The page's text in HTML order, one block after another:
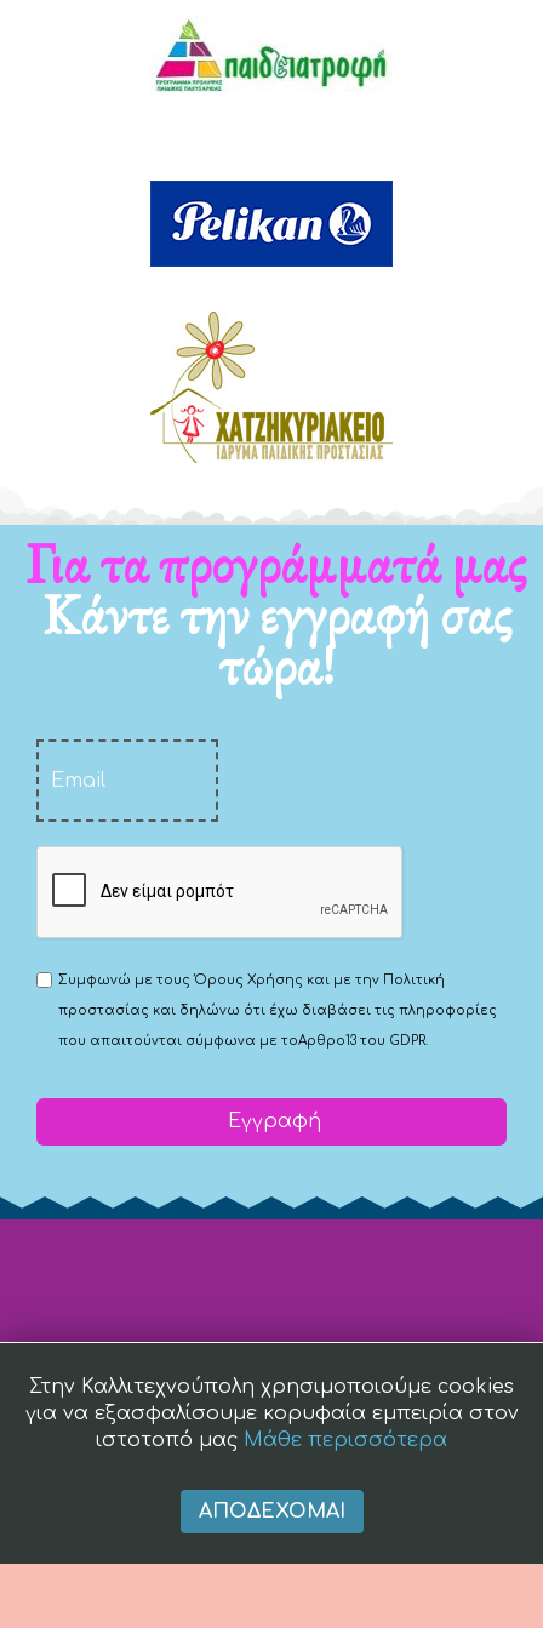
Για τα προγράμματά μας
Κάντε την εγγραφή σας
τώρα!
Συμφωνώ με τουςΌρους Χρήσης και με την Πολιτική
προστασίας και δηλώνω ότι έχω διαβάσει τις πληροφορίες
που απαιτούνται σύμφωνα με τοΑρθρο13 του GDPR.
Εγγραφή
Στην Καλλιτεχνούπολη χρησιμοποιούμε cookies
για να εξασφαλίσουμε κορυφαία εμπειρία στον
ιστοτοπό μας Μάθε περισσότερα
ΑΠΟΔΈΧΟΜΑΙ